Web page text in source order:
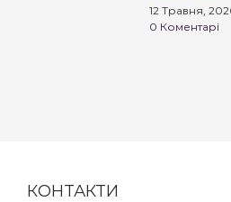
12 Травня,
0 Коментарі
КОНТАКТИ